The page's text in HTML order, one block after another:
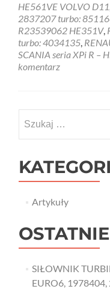
HE561VE VOLVO D11
2837207 turbo:
R23539062 HE351V,
turbo: 4034135,
SCANIA seria XPi R –
komentarz
Artykuły
SIŁOWNIK
EURO6,